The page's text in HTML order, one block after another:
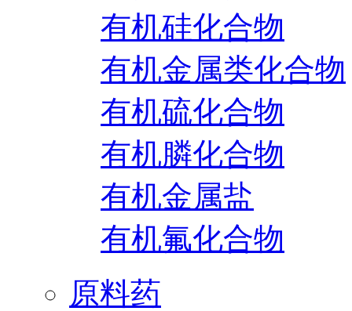
有机硅化合物
有机金属类化合物
有机硫化合物
有机膦化合物
有机金属盐
有机氟化合物
原料药